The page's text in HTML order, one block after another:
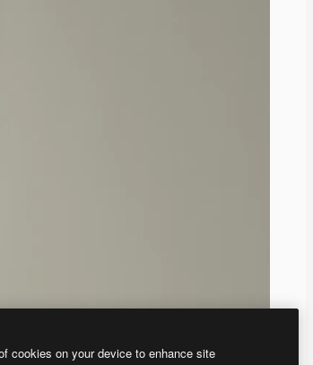
cookies on your device to enhance site